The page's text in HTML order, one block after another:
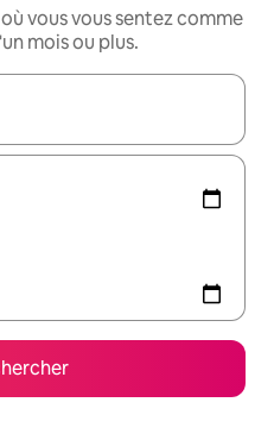
vous vous sentez comme
mois ou plus.
utilisez les flèches vers le